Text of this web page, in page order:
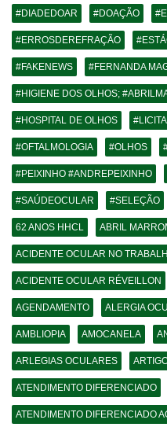
#DIADEDOAR #DOAÇÃO
#ERROSDEREFRAÇÃO
#FAKENEWS #FERNANDA
#HIGIENE DOS OLHOS;
#HOSPITAL DE OLHOS
#OFTALMOLOGIA #OLHOS
#PEIXINHO #ANDREPEIXINHO
#SAÚDEOCULAR #SELEÇÃO
62 ANOS HHCL ABRIL
ACIDENTE OCULAR NO
ACIDENTE OCULAR RÉVEILLON
AGENDAMENTO ALERGIA
AMBLIOPIA AMOCANELA
ARLEGIAS OCULARES
ATENDIMENTO DIFERENCIADO
ATENDIMENTO DIFERENCIADO